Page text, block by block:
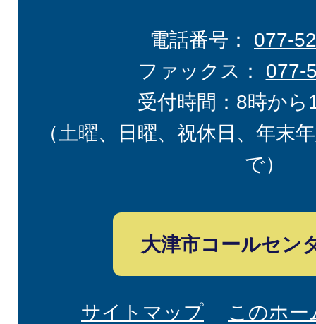
電話番号： 077-
ファックス： 077-
受付時間：8時から
（土曜、日曜、祝休日、年末
で）
大津市コールセン
サイトマップ このホ